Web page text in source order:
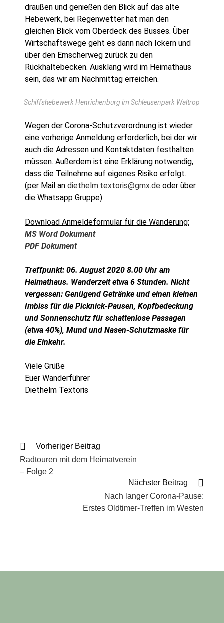
draußen und genießen den Blick auf das alte
Hebewerk, bei Regenwetter hat man den
gleichen Blick vom Oberdeck des Busses. Über
Wirtschaftswege geht es dann nach Ickern und
über den Emscherweg zurück zu den
Rückhaltebecken. Ausklang wird im Heimathaus
sein, das wir am Nachmittag erreichen.
Schiffshebewerk Henrichenburg im Schleusenpark Waltrop
Wegen der Corona-Schutzverordnung ist wieder
eine vorherige Anmeldung erforderlich, bei der wir
auch die Adressen und Kontaktdaten festhalten
müssen. Außerdem ist eine Erklärung notwendig,
dass die Teilnehme auf eigenes Risiko erfolgt.
(per Mail an diethelm.textoris@gmx.de oder über
die Whatsapp Gruppe)
Download Anmeldeformular für die Wanderung:
MS Word Dokument
PDF Dokument
Treffpunkt: 06. August 2020 8.00 Uhr am
Heimathaus. Wanderzeit etwa 6 Stunden. Nicht
vergessen: Genügend Getränke und einen kleinen
Imbiss für die Picknick-Pausen, Kopfbedeckung
und Sonnenschutz für schattenlose Passagen
(etwa 40%), Mund und Nasen-Schutzmaske für
die Einkehr.
Viele Grüße
Euer Wanderführer
Diethelm Textoris
Vorheriger Beitrag
Radtouren mit dem Heimatverein
– Folge 2
Nächster Beitrag
Nach langer Corona-Pause:
Erstes Oldtimer-Treffen im Westen